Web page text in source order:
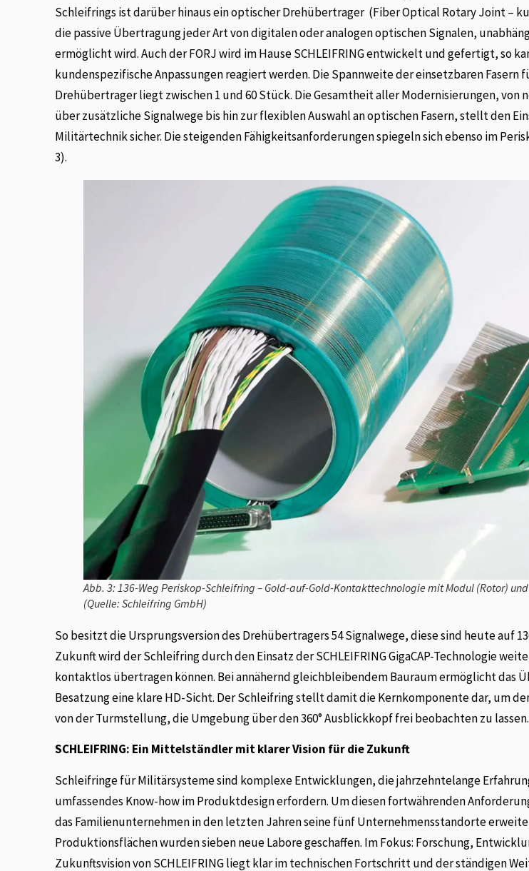
Schleifrings ist darüber hinaus ein optischer Drehübertrager (Fiber Optical Rotary Joint –
die passive Übertragung jeder Art von digitalen oder analogen optischen Signalen,
ermöglicht wird. Auch der FORJ wird im Hause SCHLEIFRING entwickelt und gefertigt, so
kundenspezifische Anpassungen reagiert werden. Die Spannweite der einsetzbaren Fasern
Drehübertrager liegt zwischen 1 und 60 Stück. Die Gesamtheit aller Modernisierungen,
über zusätzliche Signalwege bis hin zur flexiblen Auswahl an optischen Fasern, stellt den
Militärtechnik sicher. Die steigenden Fähigkeitsanforderungen spiegeln sich ebenso im
3).
Abb. 3: 136-Weg Periskop-Schleifring – Gold-auf-Gold-Kontakttechnologie mit Modul (Rotor)
(Quelle: Schleifring GmbH)
So besitzt die Ursprungsversion des Drehübertragers 54 Signalwege, diese sind heute auf
Zukunft wird der Schleifring durch den Einsatz der SCHLEIFRING GigaCAP-Technologie
kontaktlos übertragen können. Bei annähernd gleichbleibendem Bauraum ermöglicht das
Besatzung eine klare HD-Sicht. Der Schleifring stellt damit die Kernkomponente dar, um
von der Turmstellung, die Umgebung über den 360° Ausblickkopf frei beobachten zu lassen.
SCHLEIFRING: Ein Mittelständler mit klarer Vision für die Zukunft
Schleifringe für Militärsysteme sind komplexe Entwicklungen, die jahrzehntelange
umfassendes Know-how im Produktdesign erfordern. Um diesen fortwährenden
das Familienunternehmen in den letzten Jahren seine fünf Unternehmensstandorte
Produktionsflächen wurden sieben neue Labore geschaffen. Im Fokus: Forschung,
Zukunftsvision von SCHLEIFRING liegt klar im technischen Fortschritt und der ständigen